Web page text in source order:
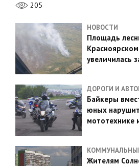
205
НОВОСТИ
Площадь
увеличилась
ДОРОГИ И
Байкеры
юных
мототехнике
Жителям